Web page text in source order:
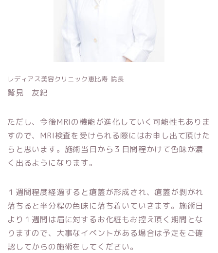
レディアス美容クリニック恵比寿 院長
鷲見 友紀
ただし、今後MRIの機能が進化していく可能性もありま
すので、MRI検査を受けられる際にはお申し出て頂けた
らと思います。施術当日から３日間程かけて色味が濃
く出るようになります。
１週間程度経過すると瘡蓋が形成され、瘡蓋が剥がれ
落ちると半分程の色味に落ち着いていきます。施術日
より１週間は眉に対するお化粧もお控え頂く期間とな
りますので、大事なイベントがある場合は予定をご確
認してからの施術をしてください。